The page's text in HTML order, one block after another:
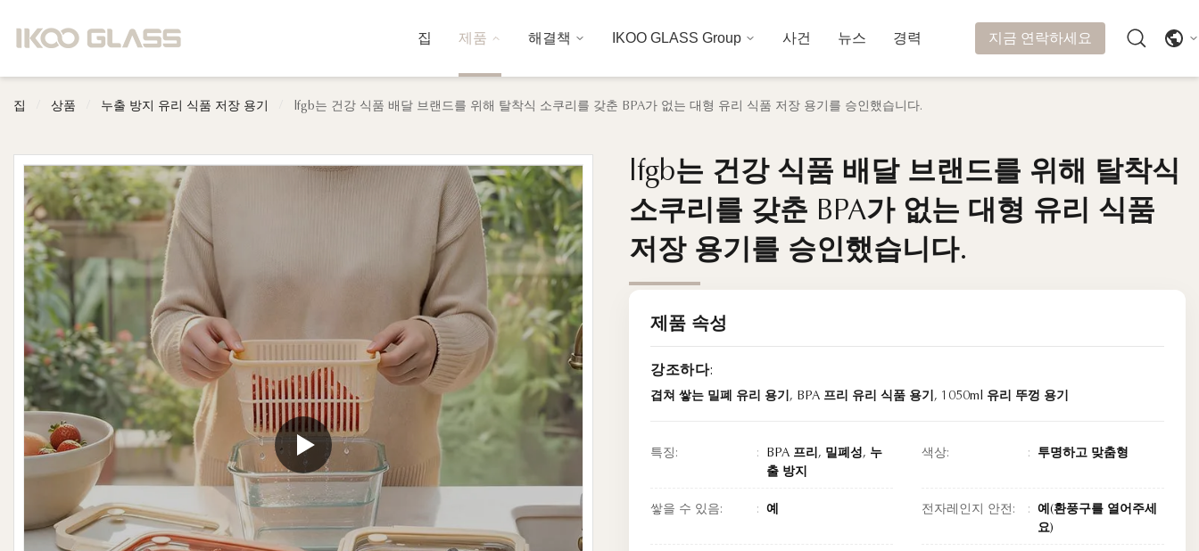
집 제품 해결책 IKOO GLASS Group 사건 뉴스 경력 지금 연락하세요
집 상품 누출 방지 유리 식품 저장 용기 lfgb는 건강 식품 배달 브랜드를 위해 탈착식 소쿠리를 갖춘 BPA가 없는 대형 유리 식품 저장 용기를 승인했습니다.
lfgb는 건강 식품 배달 브랜드를 위해 탈착식
소쿠리를 갖춘 BPA가 없는 대형 유리 식품
저장 용기를 승인했습니다.
lfgb는 건강 식품 배달 브랜드를 위해 탈착식
소쿠리를 갖춘 BPA가 없는 대형 유리 식품
저장 용기를 승인했습니다.
제품 속성
강조하다:
겹쳐 쌓는 밀폐 유리 용기 , BPA 프리 유리 식품 용기 , 1050ml 유리 뚜껑 용기
특징:
BPA 프리, 밀폐성, 누
출 방지
색상: 투명하고 맞춤형
쌓을 수 있음: 예 전자레인지 안전:
예(환풍구를 열어주세
요)